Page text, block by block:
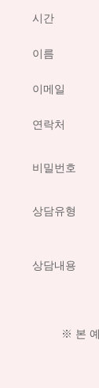
시간
이름
이메일
연락처
비밀번호
상담유형
상담내용
※ 본